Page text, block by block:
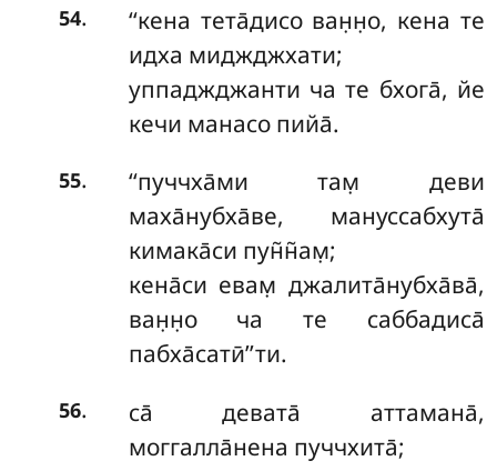
54. ‘‘кена тета̄дисо ван̣н̣о, кена те
идха миджджхати;
уппаджджанти ча те бхога̄, йе
кечи манасо пийа̄.
55.
‘‘пуччха̄ми там̣ деви
маха̄нубха̄ве, мануссабхута̄
кимака̄си пун̃н̃ам̣;
кена̄си евам̣ джалита̄нубха̄ва̄,
ван̣н̣о ча те саббадиса̄
пабха̄сатӣ’’ти.
56. са̄девата̄ аттамана̄,
моггалла̄нена пуччхита̄;